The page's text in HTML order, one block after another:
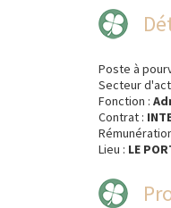
Poste à
Secteur
Fonction :
Contrat :
Lieu : LE